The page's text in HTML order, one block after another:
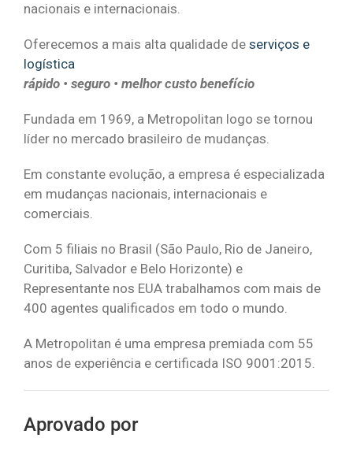
nacionais e internacionais.
Oferecemos a mais alta qualidade de serviços e
logística
rápido • seguro • melhor custo benefício
Fundada em 1969, a Metropolitan logo se tornou
líder no mercado brasileiro de mudanças.
Em constante evolução, a empresa é especializada
em mudanças nacionais, internacionais e
comerciais.
Com 5 filiais no Brasil (São Paulo, Rio de Janeiro,
Curitiba, Salvador e Belo Horizonte) e
Representante nos EUA trabalhamos com mais de
400 agentes qualificados em todo o mundo.
A Metropolitan é uma empresa premiada com 55
anos de experiência e certificada ISO 9001:2015.
Aprovado por